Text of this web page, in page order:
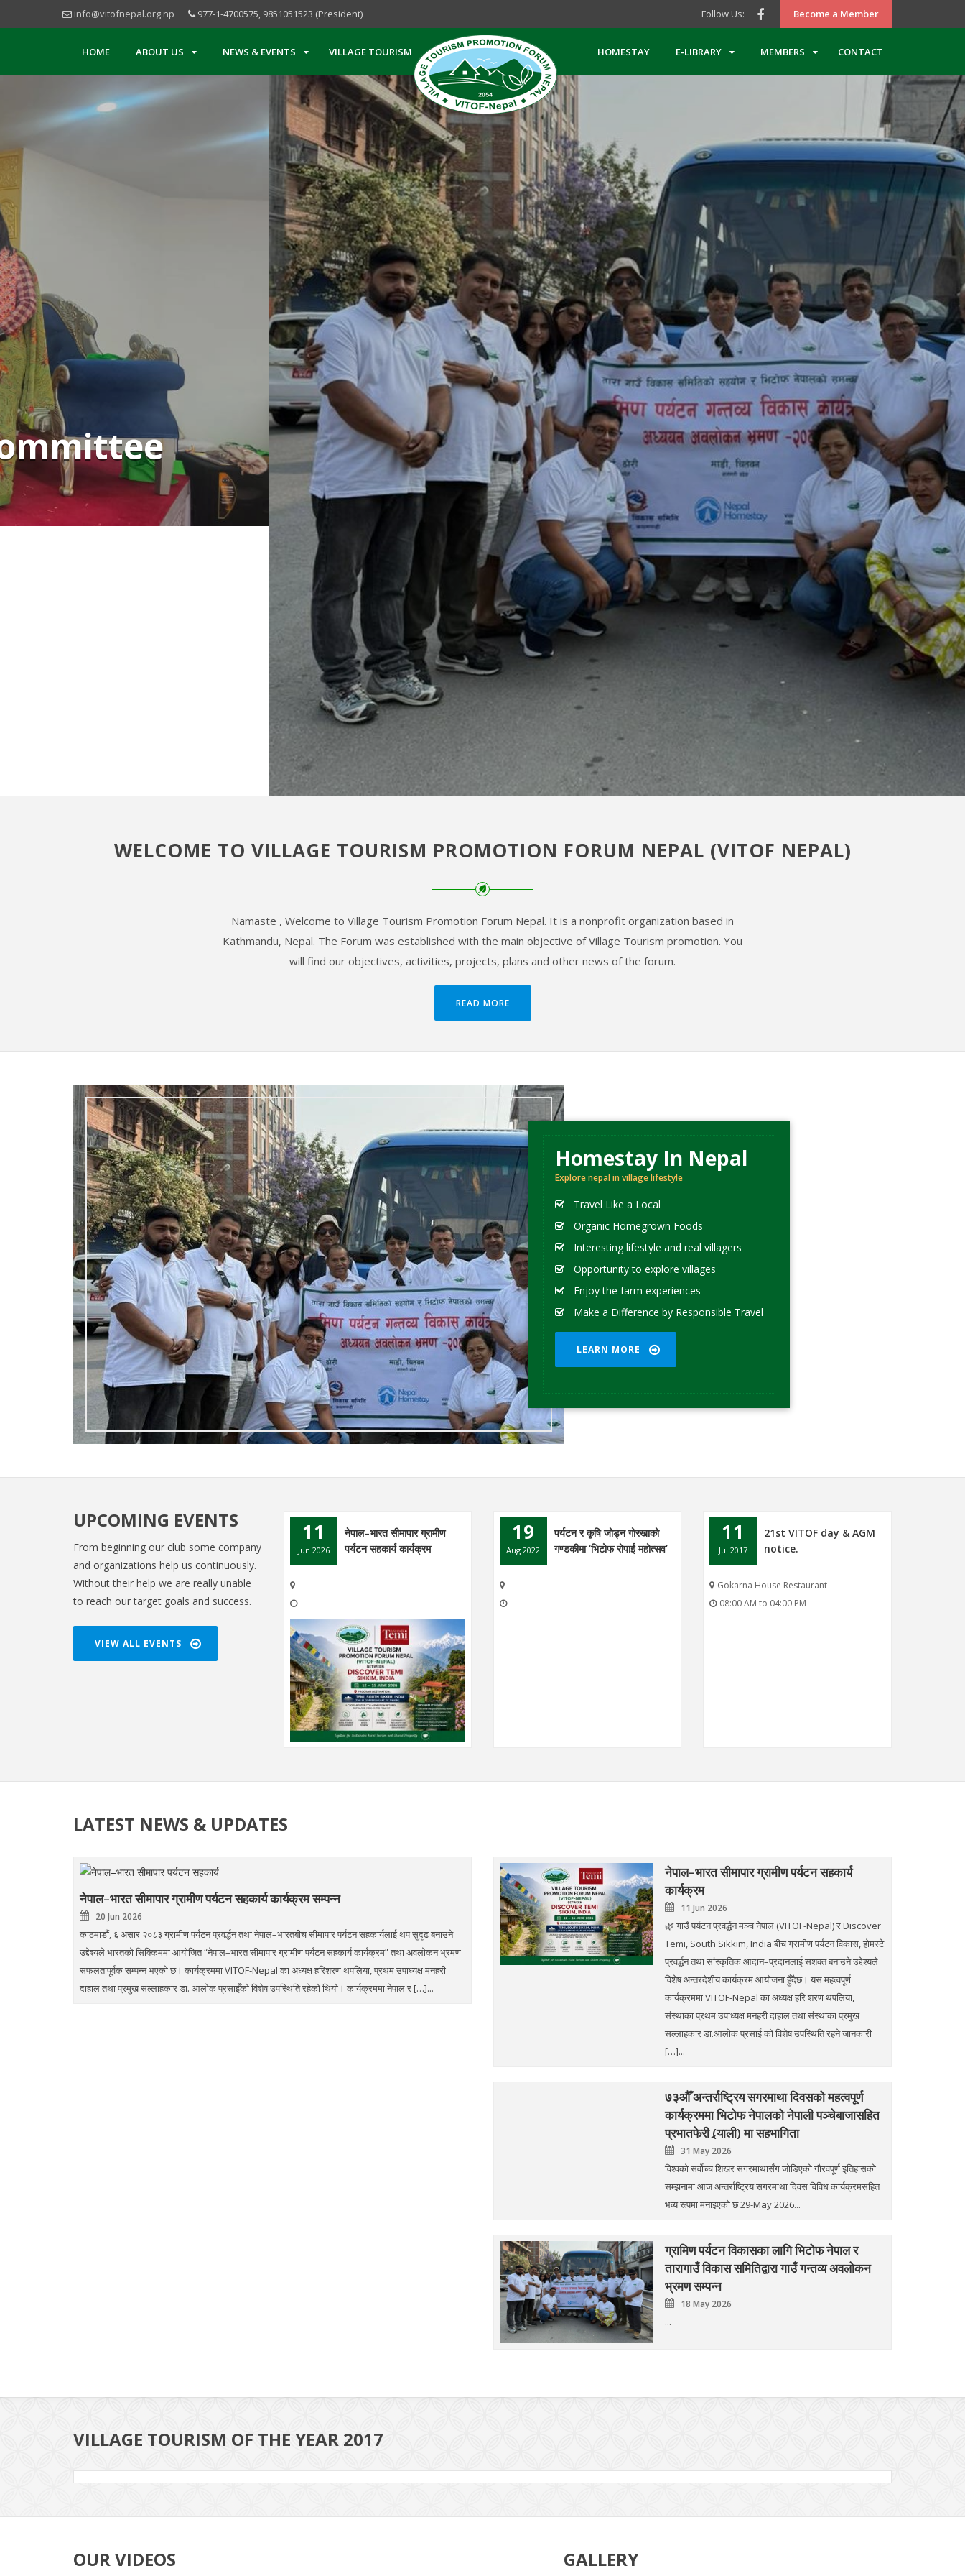
info@vitofnepal.org.np 977-1-4700575, 9851051523 (President) Follow Us: Become a Member
HOME ABOUT US NEWS & EVENTS VILLAGE TOURISM HOMESTAY E-LIBRARY MEMBERS CONTACT
WELCOME TO VILLAGE TOURISM PROMOTION FORUM NEPAL (VITOF NEPAL)
Namaste , Welcome to Village Tourism Promotion Forum Nepal. It is a nonprofit organization based in
Kathmandu, Nepal. The Forum was established with the main objective of Village Tourism promotion. You
will find our objectives, activities, projects, plans and other news of the forum.
READ MORE
Homestay In Nepal
Explore nepal in village lifestyle
Travel Like a Local
Organic Homegrown Foods
Interesting lifestyle and real villagers
Opportunity to explore villages
Enjoy the farm experiences
Make a Difference by Responsible Travel
LEARN MORE
UPCOMING EVENTS
From beginning our club some company
and organizations help us continuously.
Without their help we are really unable
to reach our target goals and success.
VIEW ALL EVENTS
11
Jun 2026
नेपाल–भारत सीमापार ग्रामीण
पर्यटन सहकार्य कार्यक्रम
19
Aug 2022
पर्यटन र कृषि जोड्न गोरखाको
गण्डकीमा ‘भिटोफ रोपाईं महोत्सव’
11
Jul 2017
21st VITOF day & AGM
notice.
Gokarna House Restaurant
08:00 AM to 04:00 PM
LATEST NEWS & UPDATES
नेपाल–भारत सीमापार ग्रामीण पर्यटन सहकार्य कार्यक्रम सम्पन्न
20 Jun 2026
काठमाडौं, ६ असार २०८३ ग्रामीण पर्यटन प्रवर्द्धन तथा नेपाल–भारतबीच सीमापार पर्यटन सहकार्यलाई थप सुदृढ बनाउने
उद्देश्यले भारतको सिक्किममा आयोजित “नेपाल–भारत सीमापार ग्रामीण पर्यटन सहकार्य कार्यक्रम” तथा अवलोकन भ्रमण
सफलतापूर्वक सम्पन्न भएको छ। कार्यक्रममा VITOF-Nepal का अध्यक्ष हरिशरण थपलिया, प्रथम उपाध्यक्ष मनहरी
दाहाल तथा प्रमुख सल्लाहकार डा. आलोक प्रसाईँको विशेष उपस्थिति रहेको थियो। कार्यक्रममा नेपाल र […]...
नेपाल–भारत सीमापार ग्रामीण पर्यटन सहकार्य
कार्यक्रम
11 Jun 2026
🌿 गाउँ पर्यटन प्रवर्द्धन मञ्च नेपाल (VITOF-Nepal) र Discover
Temi, South Sikkim, India बीच ग्रामीण पर्यटन विकास, होमस्टे
प्रवर्द्धन तथा सांस्कृतिक आदान–प्रदानलाई सशक्त बनाउने उद्देश्यले
विशेष अन्तरदेशीय कार्यक्रम आयोजना हुँदैछ। यस महत्वपूर्ण
कार्यक्रममा VITOF-Nepal का अध्यक्ष हरि शरण थपलिया,
संस्थाका प्रथम उपाध्यक्ष मनहरी दाहाल तथा संस्थाका प्रमुख
सल्लाहकार डा.आलोक प्रसाई को विशेष उपस्थिति रहने जानकारी
[…]...
७३औँ अन्तर्राष्ट्रिय सगरमाथा दिवसको महत्वपूर्ण
कार्यक्रममा भिटोफ नेपालको नेपाली पञ्चेबाजासहित
प्रभातफेरी (र्‍याली) मा सहभागिता
31 May 2026
विश्वको सर्वोच्च शिखर सगरमाथासँग जोडिएको गौरवपूर्ण इतिहासको
सम्झनामा आज अन्तर्राष्ट्रिय सगरमाथा दिवस विविध कार्यक्रमसहित
भव्य रूपमा मनाइएको छ 29-May 2026...
ग्रामिण पर्यटन विकासका लागि भिटोफ नेपाल र
तारागाउँ विकास समितिद्वारा गाउँ गन्तव्य अवलोकन
भ्रमण सम्पन्न
18 May 2026
...
VILLAGE TOURISM OF THE YEAR 2017
Sirubari Village Tourism
Sirubari village, set at the altitude of 1700 meters
OUR VIDEOS GALLERY